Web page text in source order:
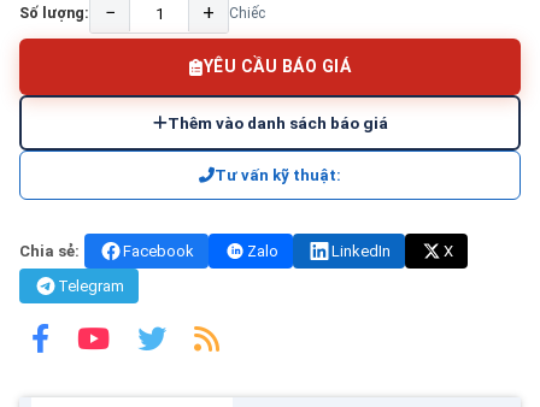
Số lượng: − + Chiếc
YÊU CẦU BÁO GIÁ
Thêm vào danh sách báo giá
Tư vấn kỹ thuật:
Chia sẻ: Facebook Zalo LinkedIn
X
Telegram